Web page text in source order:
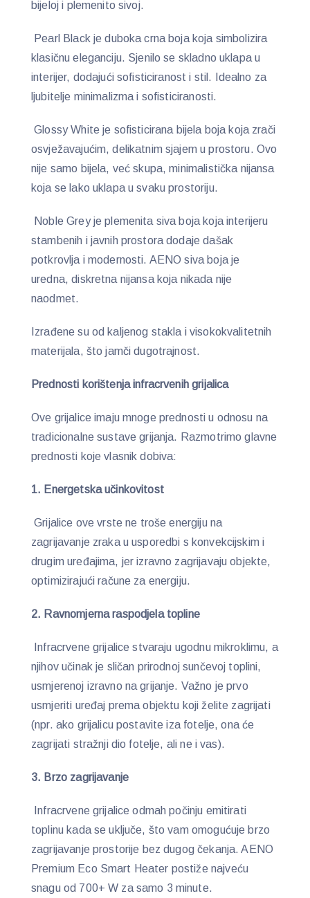
bijeloj i plemenito sivoj.
Pearl Black je duboka crna boja koja simbolizira
klasičnu eleganciju. Sjenilo se skladno uklapa u
interijer, dodajući sofisticiranost i stil. Idealno za
ljubitelje minimalizma i sofisticiranosti.
Glossy White je sofisticirana bijela boja koja zrači
osvježavajućim, delikatnim sjajem u prostoru. Ovo
nije samo bijela, već skupa, minimalistička nijansa
koja se lako uklapa u svaku prostoriju.
Noble Grey je plemenita siva boja koja interijeru
stambenih i javnih prostora dodaje dašak
potkrovlja i modernosti. AENO siva boja je
uredna, diskretna nijansa koja nikada nije
naodmet.
Izrađene su od kaljenog stakla i visokokvalitetnih
materijala, što jamči dugotrajnost.
Prednosti korištenja infracrvenih grijalica
Ove grijalice imaju mnoge prednosti u odnosu na
tradicionalne sustave grijanja. Razmotrimo glavne
prednosti koje vlasnik dobiva:
1. Energetska učinkovitost
Grijalice ove vrste ne troše energiju na
zagrijavanje zraka u usporedbi s konvekcijskim i
drugim uređajima, jer izravno zagrijavaju objekte,
optimizirajući račune za energiju.
2. Ravnomjerna raspodjela topline
Infracrvene grijalice stvaraju ugodnu mikroklimu, a
njihov učinak je sličan prirodnoj sunčevoj toplini,
usmjerenoj izravno na grijanje. Važno je prvo
usmjeriti uređaj prema objektu koji želite zagrijati
(npr. ako grijalicu postavite iza fotelje, ona će
zagrijati stražnji dio fotelje, ali ne i vas).
3. Brzo zagrijavanje
Infracrvene grijalice odmah počinju emitirati
toplinu kada se uključe, što vam omogućuje brzo
zagrijavanje prostorije bez dugog čekanja. AENO
Premium Eco Smart Heater postiže najveću
snagu od 700+ W za samo 3 minute.